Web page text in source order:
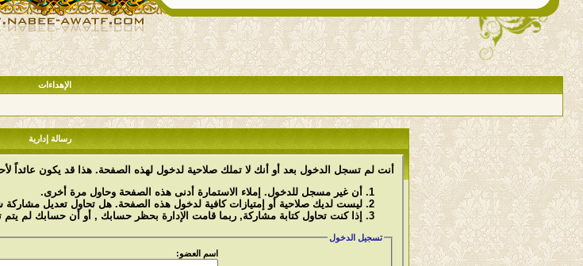
الإهداءات
رسالة إدارية
أنت لم تسجل الدخول بعد أو أنك لا تملك صلاحية لدخول لهذه الصفحة. هذا قد يكون عائداً
أن غير مسجل للدخول. إملاء الاستمارة أدنى هذه الصفحة وحاول مرة أخرى.
ليست لديك صلاحية أو إمتيازات كافية لدخول هذه الصفحة. هل تحاول تعديل
إذا كنت تحاول كتابة مشاركة, ربما قامت الإدارة بحظر حسابك , أو أن حسابك لم يتم
تسجيل الدخول
اسم العضو: